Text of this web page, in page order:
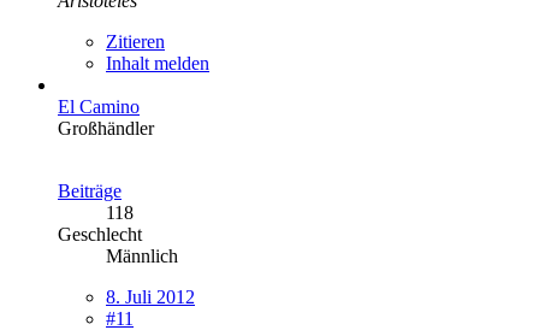
Zitieren
Inhalt melden
El Camino
Großhändler
Beiträge
118
Geschlecht
Männlich
8. Juli 2012
#11